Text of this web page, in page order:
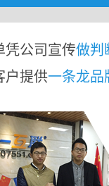
凭公司宣传做判
户提供一条龙品